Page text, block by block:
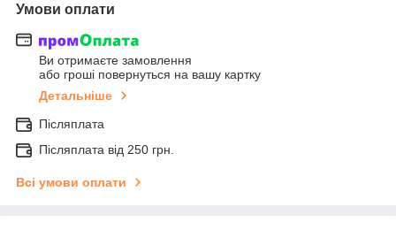
Умови оплати
Ви отримаєте замовлення
або гроші повернуться на вашу картку
Детальніше
Післяплата
Післяплата від 250 грн.
Всі умови оплати